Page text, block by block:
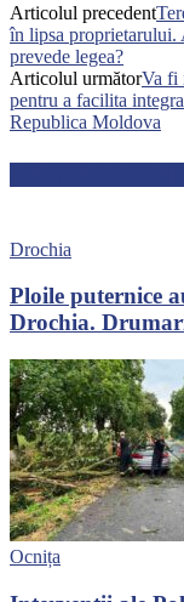
Articolul precedent
în lipsa proprietarului.
prevede legea?
Articolul următorVa fi
pentru a facilita
Republica Moldova
Drochia
Ploile puternice
Drochia.
Ocnița